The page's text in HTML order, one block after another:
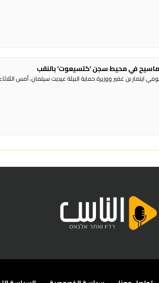
في محيط سجن ‘كتسيعوت‘ بالنقب
ايتمار بن غفير ووزيرة حماية البيئة عيديت سيلمان، أمس